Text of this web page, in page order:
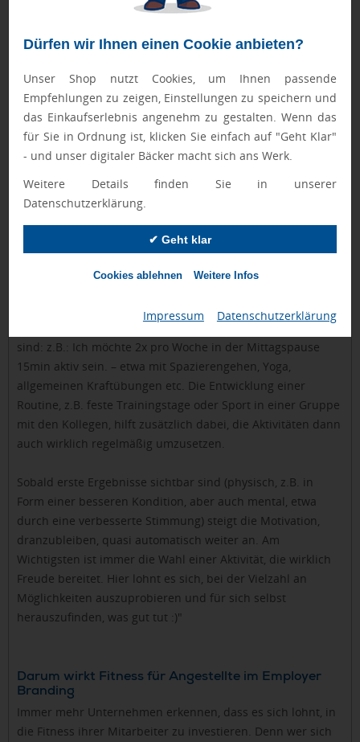
Dürfen wir Ihnen einen Cookie anbieten?
Unser Shop nutzt Cookies, um Ihnen passende
Empfehlungen zu zeigen, Einstellungen zu speichern und
das Einkaufserlebnis angenehm zu gestalten. Wenn das
für Sie in Ordnung ist, klicken Sie einfach auf "Geht Klar"
- und unser digitaler Bäcker macht sich ans Werk.
Weitere Details finden Sie in unserer
Datenschutzerklärung.
✔ Geht klar
Cookies ablehnen Weitere Infos
Impressum Datenschutzerklärung
Maria: "Grundsätzlich helfen selbst gesetzte Ziele, die
einerseits klar definiert, aber auch realistisch zu erreichen
sind: z.B.: Ich möchte 2x pro Woche in der Mittagspause
15min aktiv sein. – etwa mit Spazierengehen, Yoga,
allgemeinen Kraftübungen etc. Die Entwicklung einer
Routine, z.B. feste Trainingstage oder Sport in einer Gruppe
mit den Kollegen, hilft zusätzlich dabei, die Aktivitäten dann
auch wirklich regelmäßig umzusetzen.
Sobald erste Ergebnisse sichtbar sind (physisch, z.B. in
Form einer besseren Kondition, aber auch mental, etwa
durch eine verbesserte Stimmung) steigt die Motivation,
dranzubleiben, quasi automatisch weiter an. Am
Wichtigsten ist immer die Wahl einer Aktivität, die wirklich
Freude bereitet. Hier lohnt es sich, bei der Vielzahl an
Möglichkeiten auszuprobieren und für sich selbst
herauszufinden, was gut tut :)"
Darum wirkt Fitness für Angestellte im Employer
Branding
Immer mehr Unternehmen erkennen, dass es sich lohnt, in
die Fitness ihrer Mitarbeiter zu investieren. Denn wer sich